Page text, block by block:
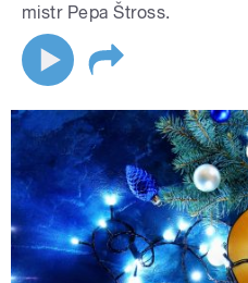
mistr Pepa Štross.